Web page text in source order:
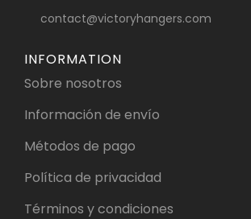
contact@victoryhangers.com
INFORMATION
Sobre nosotros
Información de envío
Métodos de pago
Política de privacidad
Términos y condiciones